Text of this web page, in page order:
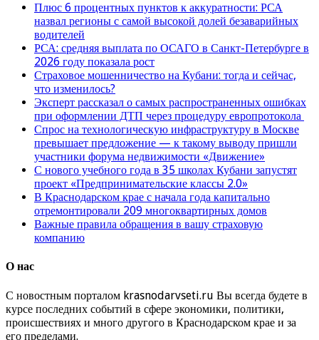
Плюс 6 процентных пунктов к аккуратности: РСА
назвал регионы с самой высокой долей безаварийных
водителей
РСА: средняя выплата по ОСАГО в Санкт-Петербурге в
2026 году показала рост
Страховое мошенничество на Кубани: тогда и сейчас,
что изменилось?
Эксперт рассказал о самых распространенных ошибках
при оформлении ДТП через процедуру европротокола
Спрос на технологическую инфраструктуру в Москве
превышает предложение — к такому выводу пришли
участники форума недвижимости «Движение»
С нового учебного года в 35 школах Кубани запустят
проект «Предпринимательские классы 2.0»
В Краснодарском крае с начала года капитально
отремонтировали 209 многоквартирных домов
Важные правила обращения в вашу страховую
компанию
О нас
С новостным порталом krasnodarvseti.ru Вы всегда будете в
курсе последних событий в сфере экономики, политики,
происшествиях и много другого в Краснодарском крае и за
его пределами.